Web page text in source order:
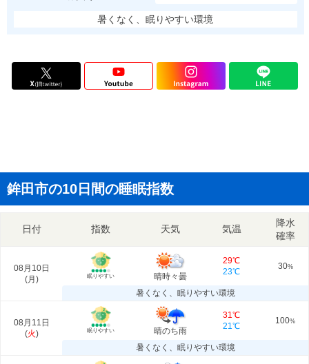
暑くなく、眠りやすい環境
鉾田市の10日間の睡眠指数
日付 指数 天気 気温
降水
確率
08月10日
(月 ) 眠りやすい 晴時々曇
29℃
23℃
30%
暑くなく、眠りやすい環境
08月11日
(火) 眠りやすい 晴のち雨
31℃
21℃
100%
暑くなく、眠りやすい環境